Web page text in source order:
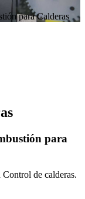
para Calderas
para
Control de calderas.